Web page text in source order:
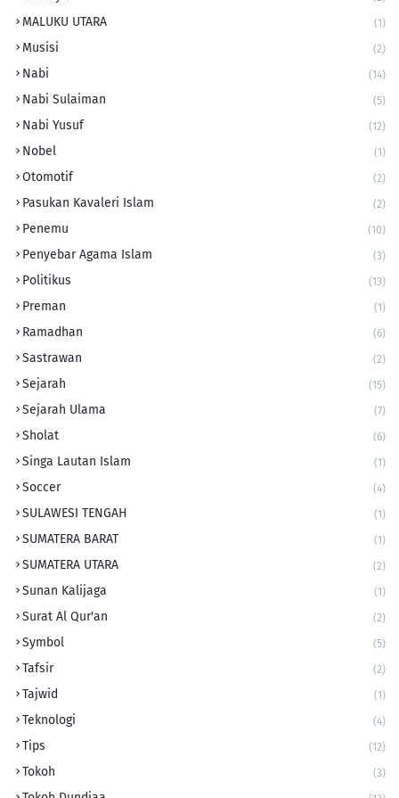
MALUKU UTARA (1)
Musisi (2)
Nabi (14)
Nabi Sulaiman (5)
Nabi Yusuf (12)
Nobel (1)
Otomotif (2)
Pasukan Kavaleri Islam (2)
Penemu (10)
Penyebar Agama Islam (3)
Politikus (13)
Preman (1)
Ramadhan (6)
Sastrawan (2)
Sejarah (15)
Sejarah Ulama (7)
Sholat (6)
Singa Lautan Islam (1)
Soccer (4)
SULAWESI TENGAH (1)
SUMATERA BARAT (1)
SUMATERA UTARA (2)
Sunan Kalijaga (1)
Surat Al Qur'an (2)
Symbol (5)
Tafsir (2)
Tajwid (1)
Teknologi (4)
Tips (12)
Tokoh (3)